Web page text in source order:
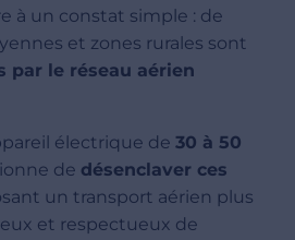
à un constat simple : de
et zones rurales sont
par le réseau aérien
électrique de 30 à 50
de désenclaver ces
un transport aérien plus
et respectueux de